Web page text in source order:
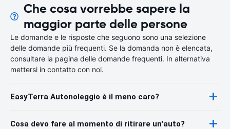
Che cosa vorrebbe sapere la
maggior parte delle persone
Le domande e le risposte che seguono sono una selezione
delle domande più frequenti. Se la domanda non è elencata,
consultare la pagina delle domande frequenti. In alternativa
mettersi in contatto con noi.
EasyTerra Autonoleggio è il meno caro?
Cosa devo fare al momento di ritirare un'auto?